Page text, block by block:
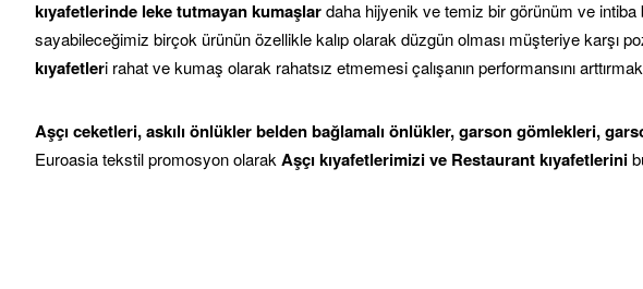
kıyafetlerinde leke tutmayan kumaşlardaha hijyenik ve temiz bir görünüm ve intiba
sayabileceğimiz birçok ürünün özellikle kalıp olarak düzgün olması müşteriye karşı
kıyafetleri rahat ve kumaş olarak rahatsız etmemesi çalışanın performansını
Aşçı ceketleri, askılı önlükler belden bağlamalı önlükler, garson gömlekleri,
Euroasia tekstil promosyon olarak Aşçı kıyafetlerimizi ve Restaurant kıyafetlerini